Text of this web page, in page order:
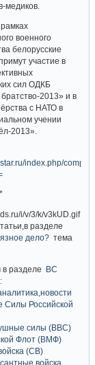
медиков.
военного
белорусские
участие в
сил ОДКБ
2013» и в
с НАТО в
учении
2013».
index.php/
разделе
дело? тема
в разделе ВС
Силы Российской
силы (ВВС)
Флот (ВМФ)
(СВ)
войска